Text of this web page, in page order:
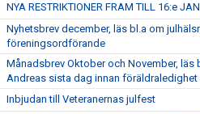
NYA RESTRIKTIONER FRAM TILL 16:e
Nyhetsbrev december, läs bl.a om
föreningsordförande
Månadsbrev Oktober och November, läs
Andreas sista dag innan föräldraledighet
Inbjudan till Veteranernas julfest